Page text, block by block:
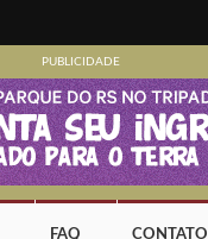
PUBLICIDADE
FAQ CONTATO